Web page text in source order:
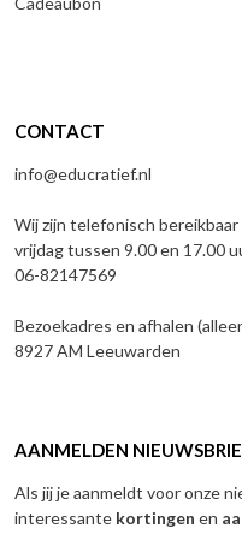
CONTACT
info@educratief.nl
Wij zijn telefonisch
vrijdag tussen 9.00 en 17.00
06-82147569
Bezoekadres en afhalen
8927 AM Leeuwarden
AANMELDEN
Als jij je aanmeldt voor onze
interessante kortingen en